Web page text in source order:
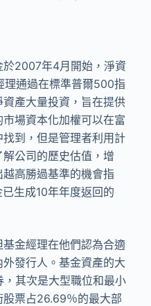
於2007年4月開始，淨資
理通過在標準普爾500指
產大量投資，旨在提供
場資本化加權可以在富
到，但是管理者利用計
公司的歷史估值，增
高勝過基準的機會指
生成10年年度返回的
金經理在他們認為合適
發行人。基金資產的大
其次是大型職位和最小
票占26.69％的最大部